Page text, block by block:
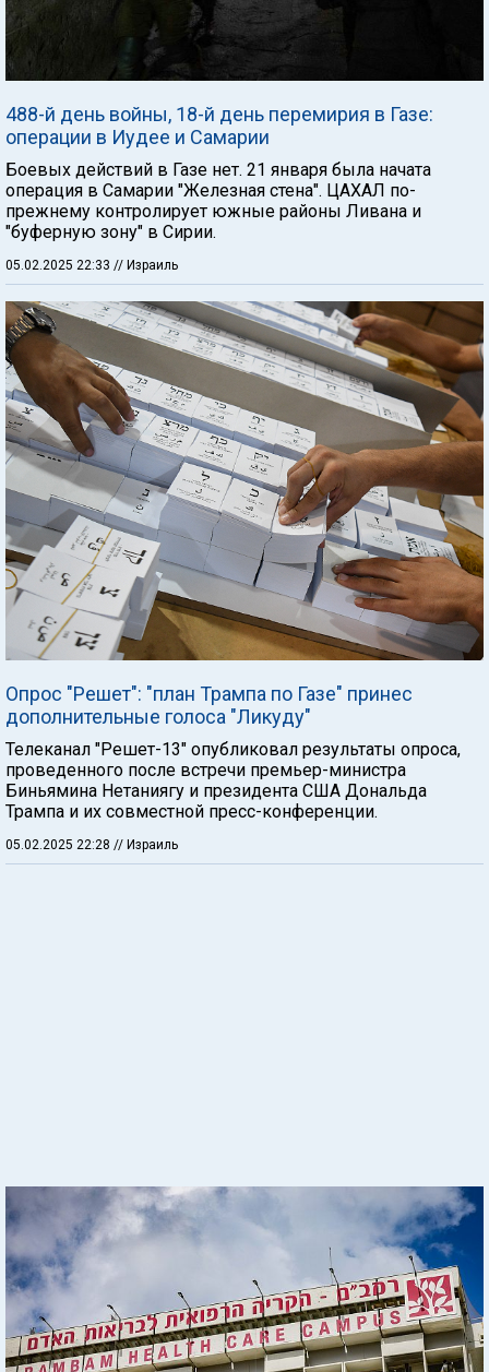
488-й день войны, 18-й день перемирия в Газе:
операции в Иудее и Самарии
Боевых действий в Газе нет. 21 января была начата
операция в Самарии "Железная стена". ЦАХАЛ по-
прежнему контролирует южные районы Ливана и
"буферную зону" в Сирии.
05.02.2025 22:33 // Израиль
Опрос "Решет": "план Трампа по Газе" принес
дополнительные голоса "Ликуду"
Телеканал "Решет-13" опубликовал результаты опроса,
проведенного после встречи премьер-министра
Биньямина Нетаниягу и президента США Дональда
Трампа и их совместной пресс-конференции.
05.02.2025 22:28 // Израиль